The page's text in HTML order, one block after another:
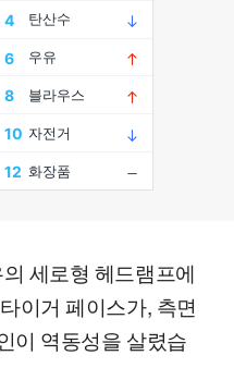
세로형 헤드램프에
이거 페이스가, 측면
이 역동성을 살렸습